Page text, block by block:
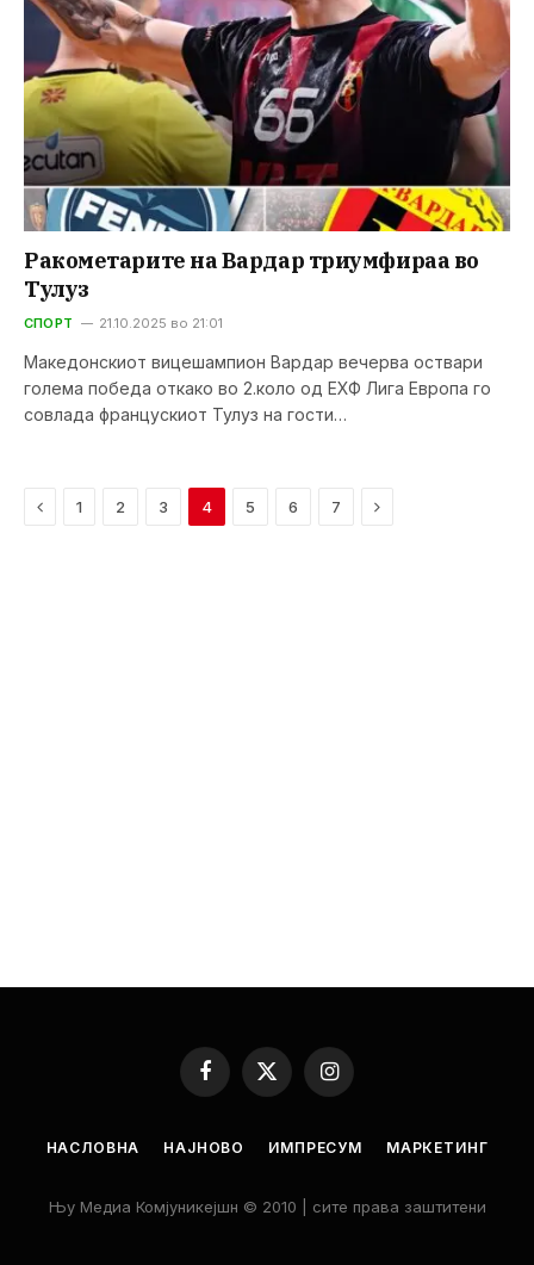
Ракометарите на Вардар триумфираа во
Тулуз
СПОРТ 21.10.2025 во 21:01
Македонскиот вицешампион Вардар вечерва оствари
голема победа откако во 2.коло од ЕХФ Лига Европа го
совлада францускиот Тулуз на гости…
Previous
1 2 3 4 5 6 7 Next
Facebook
X
Instagram
НАСЛОВНА НАЈНОВО ИМПРЕСУМ МАРКЕТИНГ
Њу Медиа Комјуникејшн © 2010 | сите права заштитени